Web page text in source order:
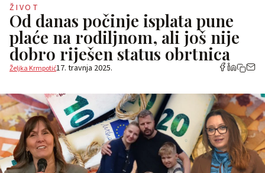
ŽIVOT
Od danas počinje isplata pune
plaće na rodiljnom, ali još nije
dobro riješen status obrtnica
Željka Krmpotić17. travnja 2025.